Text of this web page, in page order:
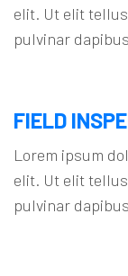
elit. Ut elit
pulvinar
FIELD
Lorem ipsum
elit. Ut elit
pulvinar